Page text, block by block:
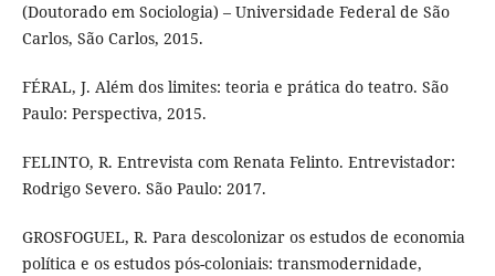
(Doutorado em Sociologia) – Universidade Federal de São
Carlos, São Carlos, 2015.
FÉRAL, J. Além dos limites: teoria e prática do teatro. São
Paulo: Perspectiva, 2015.
FELINTO, R. Entrevista com Renata Felinto. Entrevistador:
Rodrigo Severo. São Paulo: 2017.
GROSFOGUEL, R. Para descolonizar os estudos de economia
política e os estudos pós-coloniais: transmodernidade,